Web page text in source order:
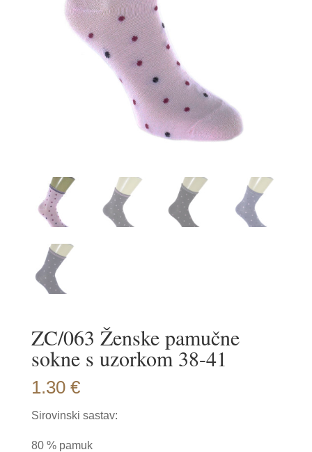
ZC/063 Ženske pamučne
sokne s uzorkom 38-41
1.30 €
Sirovinski sastav:
80 % pamuk